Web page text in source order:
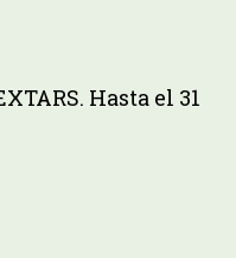
Hasta el 31